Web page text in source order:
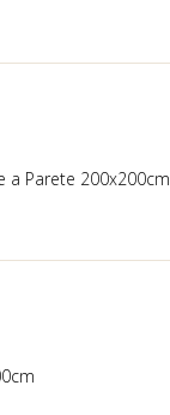
a Parete 200x200cm